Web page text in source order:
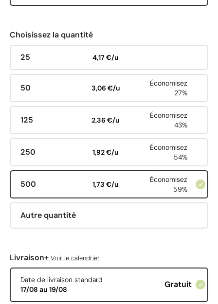
Choisissez la quantité
25 4,17 €/u
50 3,06 €/u
Économisez
27%
125 2,36 €/u
Économisez
43%
250 1,92 €/u
Économisez
54%
500 1,73 €/u
Économisez
59%
Autre quantité
Livraison+ Voir le calendrier
Date de livraison standard
17/08 au 19/08
Gratuit